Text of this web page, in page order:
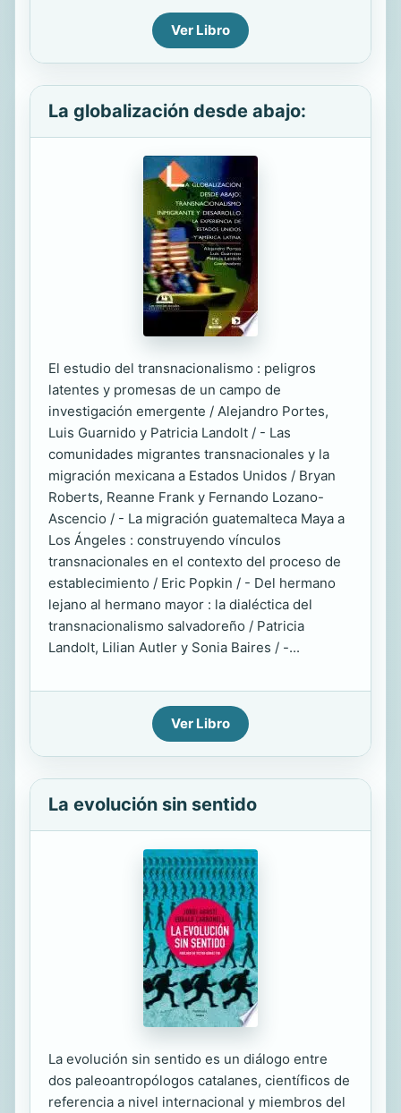
Ver Libro
La globalización desde abajo:
El estudio del transnacionalismo : peligros
latentes y promesas de un campo de
investigación emergente / Alejandro Portes,
Luis Guarnido y Patricia Landolt / - Las
comunidades migrantes transnacionales y la
migración mexicana a Estados Unidos / Bryan
Roberts, Reanne Frank y Fernando Lozano-
Ascencio / - La migración guatemalteca Maya a
Los Ángeles : construyendo vínculos
transnacionales en el contexto del proceso de
establecimiento / Eric Popkin / - Del hermano
lejano al hermano mayor : la dialéctica del
transnacionalismo salvadoreño / Patricia
Landolt, Lilian Autler y Sonia Baires / -...
Ver Libro
La evolución sin sentido
La evolución sin sentido es un diálogo entre
dos paleoantropólogos catalanes, científicos de
referencia a nivel internacional y miembros del